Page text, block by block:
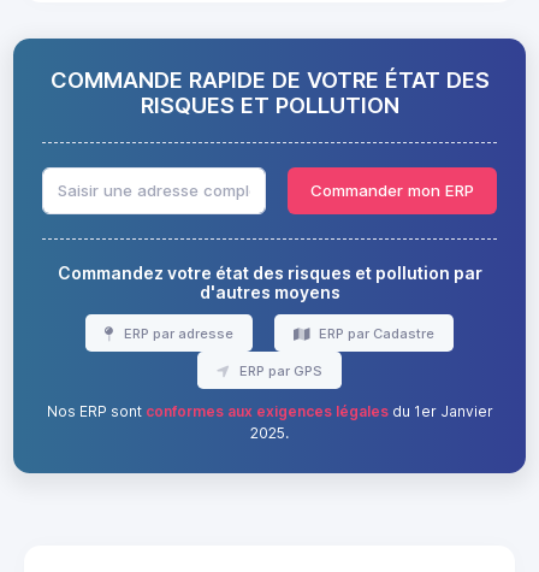
COMMANDE RAPIDE DE VOTRE ÉTAT DES
RISQUES ET POLLUTION
Commander mon ERP
Commandez votre état des risques et pollution par
d'autres moyens
ERP par adresse ERP par Cadastre
ERP par GPS
Nos ERP sont conformes aux exigences légalesdu 1er Janvier
2025.